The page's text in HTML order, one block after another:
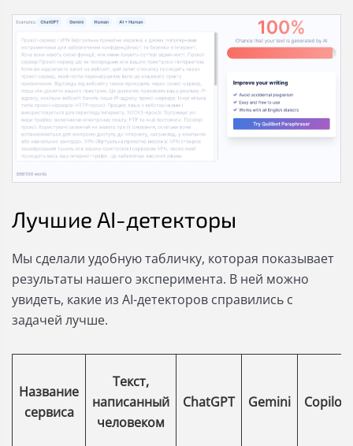
Лучшие AI-детекторы
Мы сделали удобную табличку, которая показывает
результаты нашего эксперимента. В ней можно
увидеть, какие из AI-детекторов справились с
задачей лучше.
Название
сервиса
Текст,
написанный
человеком
ChatGPT Gemini Copilot